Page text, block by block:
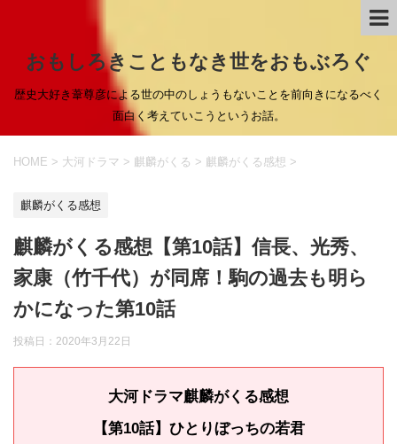
おもしろきこともなき世をおもぶろぐ
歴史大好き葦尊彦による世の中のしょうもないことを前向きになるべく
面白く考えていこうというお話。
HOME > 大河ドラマ > 麒麟がくる > 麒麟がくる感想 >
麒麟がくる感想
麒麟がくる感想【第10話】信長、光秀、
家康（竹千代）が同席！駒の過去も明ら
かになった第10話
投稿日： 2020年3月22日
大河ドラマ麒麟がくる感想
【第10話】ひとりぼっちの若君